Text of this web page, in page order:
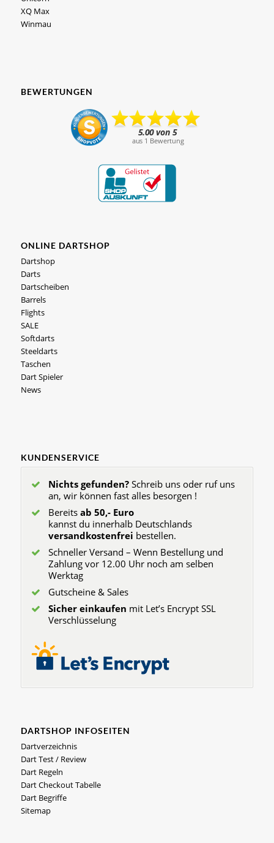
XQ Max
Winmau
BEWERTUNGEN
ONLINE DARTSHOP
Dartshop
Darts
Dartscheiben
Barrels
Flights
SALE
Softdarts
Steeldarts
Taschen
Dart Spieler
News
KUNDENSERVICE
Nichts gefunden?Schreib uns oder ruf uns
an, wir können fast alles besorgen !
Bereits ab 50,- Euro
kannst du innerhalb Deutschlands
versandkostenfrei bestellen.
Schneller Versand – Wenn Bestellung und
Zahlung vor 12.00 Uhr noch am selben
Werktag
Gutscheine & Sales
Sicher einkaufen mit Let’s Encrypt SSL
Verschlüsselung
DARTSHOP INFOSEITEN
Dartverzeichnis
Dart Test / Review
Dart Regeln
Dart Checkout Tabelle
Dart Begriffe
Sitemap